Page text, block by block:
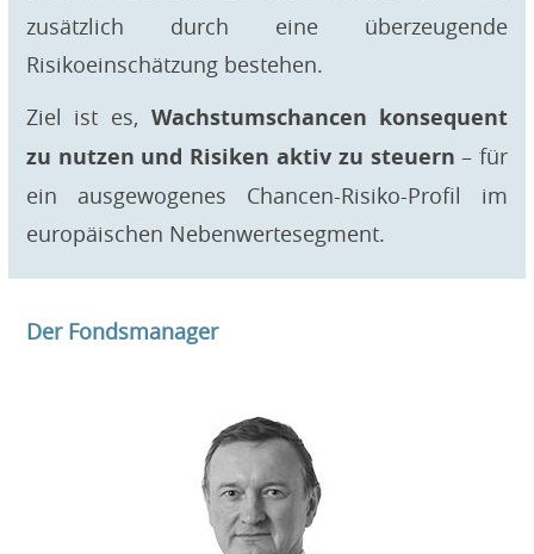
zusätzlich durch eine überzeugende
Risikoeinschätzung bestehen.
Ziel ist es, Wachstumschancen konsequent
zu nutzen und Risiken aktiv zu steuern – für
ein ausgewogenes Chancen-Risiko-Profil im
europäischen Nebenwertesegment.
Der Fondsmanager